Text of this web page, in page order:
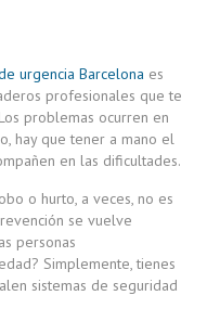
urgencia Barcelona es
profesionales que te
problemas ocurren en
hay que tener a mano el
en las dificultades.
o hurto, a veces, no es
se vuelve
personas
Simplemente, tienes
sistemas de seguridad